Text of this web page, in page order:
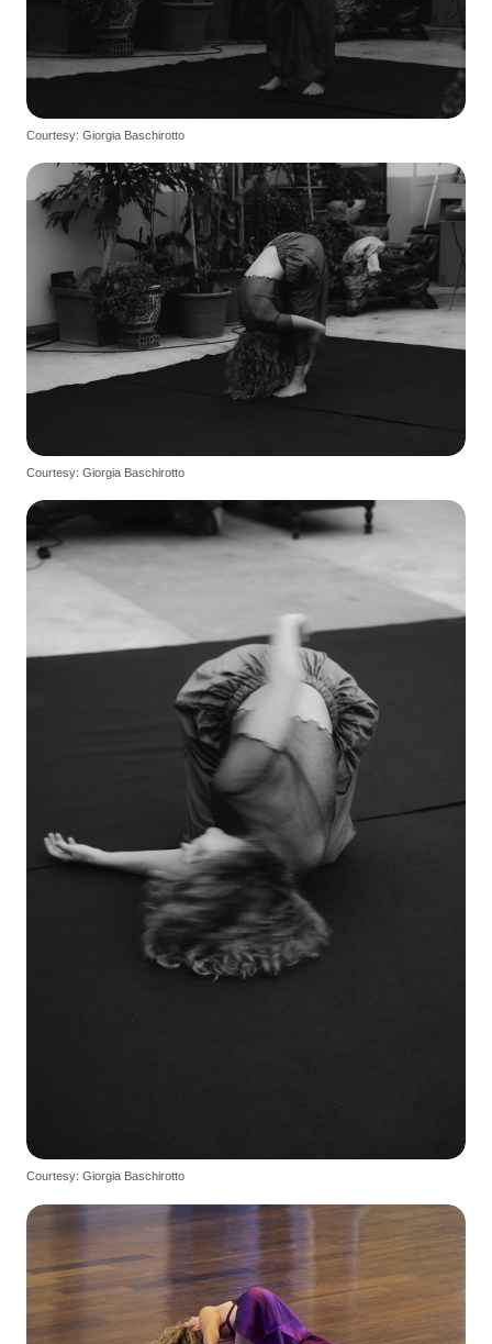
Courtesy: Giorgia Baschirotto
Courtesy: Giorgia Baschirotto
Courtesy: Giorgia Baschirotto